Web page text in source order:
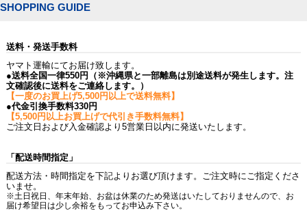
SHOPPING GUIDE
送料・発送手数料
ヤマト運輸にてお届け致します。
●送料全国一律550円（※沖縄県と一部離島は別途送料が発生します。注
文確認後に送料をご連絡します。）
【一度のお買上げ5,500円以上で送料無料】
●代金引換手数料330円
【5,500円以上お買上げで代引き手数料無料】
ご注文日および入金確認より5営業日以内に発送いたします。
「配送時間指定」
配送方法・時間指定を下記よりお選び頂けます。ご注文時にご指定くださ
いませ。
※土日祝日、年末年始、お盆は休業のため発送はいたしておりませんので、お
届け希望日は少し余裕をもってお申込み下さい。